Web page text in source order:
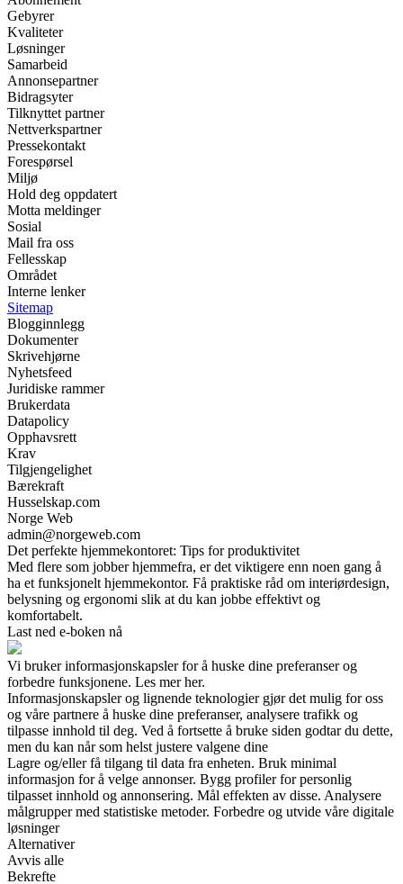
Gebyrer
Kvaliteter
Løsninger
Samarbeid
Annonsepartner
Bidragsyter
Tilknyttet partner
Nettverkspartner
Pressekontakt
Forespørsel
Miljø
Hold deg oppdatert
Motta meldinger
Sosial
Mail fra oss
Fellesskap
Området
Interne lenker
Sitemap
Blogginnlegg
Dokumenter
Skrivehjørne
Nyhetsfeed
Juridiske rammer
Brukerdata
Datapolicy
Opphavsrett
Krav
Tilgjengelighet
Bærekraft
Husselskap.com
Norge Web
admin@norgeweb.com
Det perfekte hjemmekontoret: Tips for produktivitet
Med flere som jobber hjemmefra, er det viktigere enn noen gang å
ha et funksjonelt hjemmekontor. Få praktiske råd om interiørdesign,
belysning og ergonomi slik at du kan jobbe effektivt og
komfortabelt.
Last ned e-boken nå
Vi bruker informasjonskapsler for å huske dine preferanser og
forbedre funksjonene. Les mer her.
Informasjonskapsler og lignende teknologier gjør det mulig for oss
og våre partnere å huske dine preferanser, analysere trafikk og
tilpasse innhold til deg. Ved å fortsette å bruke siden godtar du dette,
men du kan når som helst justere valgene dine
Lagre og/eller få tilgang til data fra enheten. Bruk minimal
informasjon for å velge annonser. Bygg profiler for personlig
tilpasset innhold og annonsering. Mål effekten av disse. Analysere
målgrupper med statistiske metoder. Forbedre og utvide våre digitale
løsninger
Alternativer
Avvis alle
Bekrefte